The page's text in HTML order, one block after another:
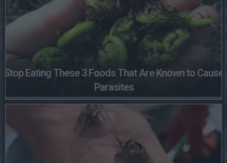
Stop Eating These 3 Foods That Are Known to Cause
Parasites